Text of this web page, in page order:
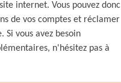
internet. Vous pouvez donc
de vos comptes et réclamer
Si vous avez besoin
n'hésitez pas à